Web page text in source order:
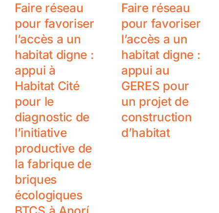
Faire réseau
pour favoriser
l’accès a un
habitat digne :
appui à
Habitat Cité
pour le
diagnostic de
l’initiative
productive de
la fabrique de
briques
écologiques
Faire réseau
pour favoriser
l’accès a un
habitat digne :
appui au
GERES pour
un projet de
construction
d’habitat